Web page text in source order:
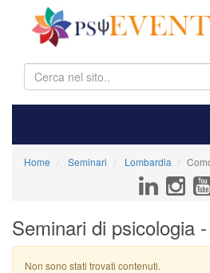
Home Seminari Lombardia
Seminari di psicologia
Non sono stati trovati contenuti.